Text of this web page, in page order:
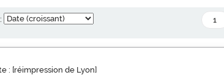
: [réimpression de Lyon]